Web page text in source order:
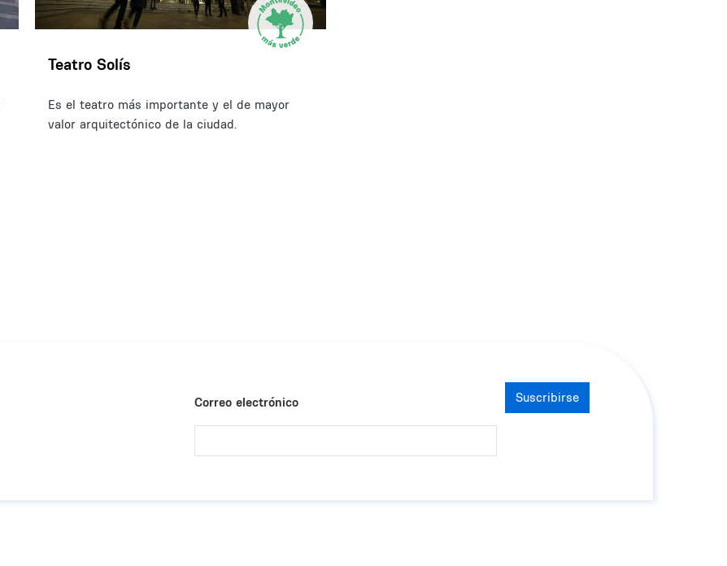
Teatro Solís
Es el teatro más importante y el de mayor
valor arquitectónico de la ciudad.
Correo electrónico Suscribirse